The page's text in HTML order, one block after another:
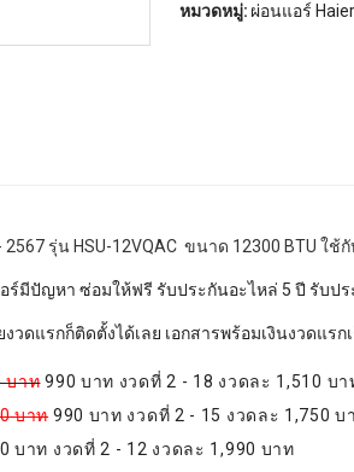
หมวดหมู่: ผ่อนแอร์ Haier
2567 รุ่น HSU-12VQAC ขนาด 12300 BTU ใช้
ร์มีปัญหา ซ่อมให้ฟรี รับประกันอะไหล่ 5 ปี รับปร
ดแรกก็ติดตั้งได้เลย เอกสารพร้อมเงินงวดแรก
บาท990 บาท งวดที่ 2 - 18 งวดละ 1,510 บา
บาท990 บาท งวดที่ 2 - 15 งวดละ 1,750 บ
บาท งวดที่ 2 - 12 งวดละ 1,990 บาท